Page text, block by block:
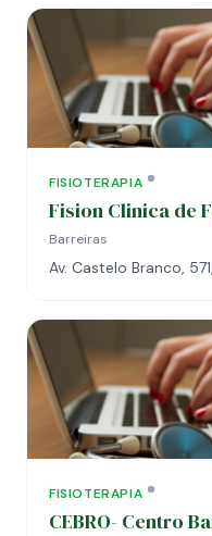
FISIOTERAPIA
Fision Clinica de
Barreiras
Av. Castelo Branco,
FISIOTERAPIA
CEBRO- Centro